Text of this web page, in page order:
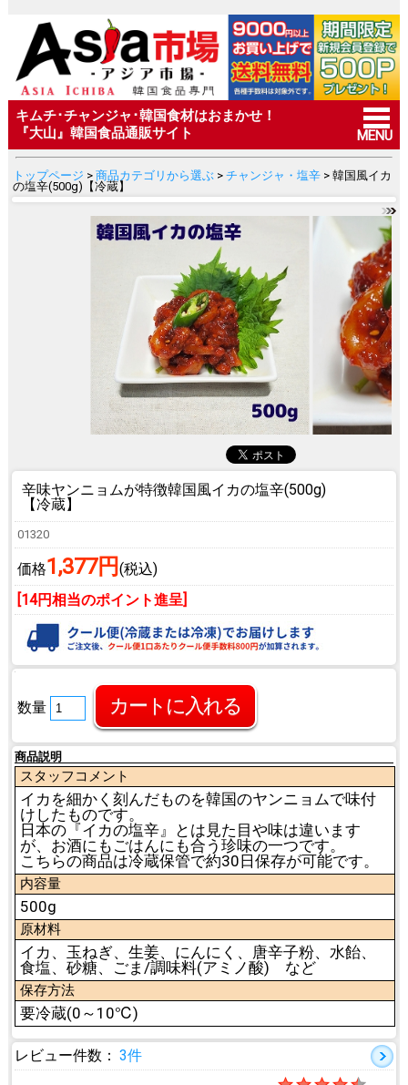
キムチ･チャンジャ･韓国食材はおまかせ！
『大山』韓国食品通販サイト
MENU
トップページ > 商品カテゴリから選ぶ> チャンジャ・塩辛> 韓国風イカ
の塩辛(500g)【冷蔵】
辛味ヤンニョムが特徴韓国風イカの塩辛(500g)
【冷蔵】
01320
価格1,377円 (税込)
[14円相当のポイント進呈]
数量
商品説明
スタッフコメント
イカを細かく刻んだものを韓国のヤンニョムで味付
けしたものです。
日本の『イカの塩辛』とは見た目や味は違います
が、お酒にもごはんにも合う珍味の一つです。
こちらの商品は冷蔵保管で約30日保存が可能です。
内容量
500g
原材料
イカ、玉ねぎ、生姜、にんにく、唐辛子粉、水飴、
食塩、砂糖、ごま/調味料(アミノ酸) など
保存方法
要冷蔵(0～10℃)
レビュー件数： 3件